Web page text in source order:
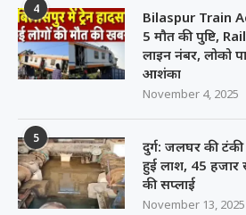
4
Bilaspur Train
5 मौत की पुष्टि,
लाइन नंबर, लोको
आशंका
November 4, 2025
5
दुर्ग: जलघर की टंकी
हुई लाश, 45 हजार
की सप्लाई
November 13, 2025